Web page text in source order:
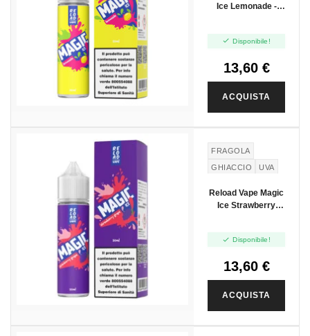
Ice Lemonade -
 Disponibile!
13,60 €
ACQUISTA
FRAGOLA
GHIACCIO
UVA
Reload Vape Magic
Ice Strawberry
 Disponibile!
13,60 €
ACQUISTA